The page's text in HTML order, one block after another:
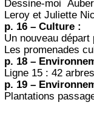
Dessine-moi
Leroy et Juliette
p. 16 – Culture :
Un nouveau départ
Les promenades
p. 18 –
Ligne 15 : 42
p. 19 –
Plantations